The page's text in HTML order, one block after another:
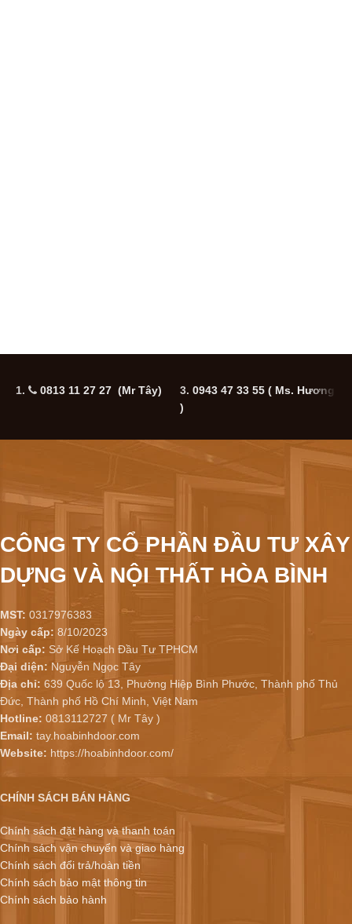
1. 0813 11 27 27 (Mr Tây) 3. 0943 47 33 55 ( Ms. Hương
)
CÔNG TY CỔ PHẦN ĐẦU TƯ XÂY
DỰNG VÀ NỘI THẤT HÒA BÌNH
MST: 0317976383
Ngày cấp: 8/10/2023
Nơi cấp: Sở Kế Hoạch Đầu Tư TPHCM
Đại diện: Nguyễn Ngọc Tây
Địa chỉ: 639 Quốc lộ 13, Phường Hiệp Bình Phước, Thành phố Thủ
Đức, Thành phố Hồ Chí Minh, Việt Nam
Hotline: 0813112727 ( Mr Tây )
Email: tay.hoabinhdoor.com
Website: https://hoabinhdoor.com/
CHÍNH SÁCH BÁN HÀNG
Chính sách đặt hàng và thanh toán
Chính sách vận chuyển và giao hàng
Chính sách đổi trả/hoàn tiền
Chính sách bảo mật thông tin
Chính sách bảo hành